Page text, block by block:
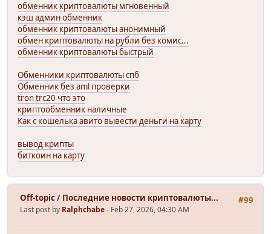
обменник криптовалюты мгновенный
кэш админ обменник
обменник криптовалюты анонимный
обмен криптовалюты на рубли без комис...
обменник криптовалюты быстрый
Обменники криптовалюты спб
Обменник без aml проверки
tron trc20 что это
криптообменник наличные
Как с кошелька авито вывести деньги на карту
вывод крипты
биткоин на карту
#99
Off-topic/ Последние новости криптовалюты...
Last post by Ralphchabe- Feb 27, 2026, 04:30 AM